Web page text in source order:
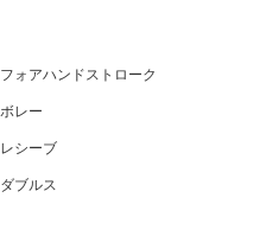
フォアハンドストローク
ボレー
レシーブ
ダブルス